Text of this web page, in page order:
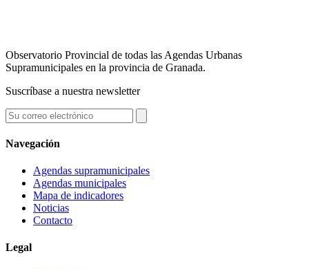
Observatorio Provincial de todas las Agendas Urbanas
Supramunicipales en la provincia de Granada.
Suscríbase a nuestra newsletter
Navegación
Agendas supramunicipales
Agendas municipales
Mapa de indicadores
Noticias
Contacto
Legal